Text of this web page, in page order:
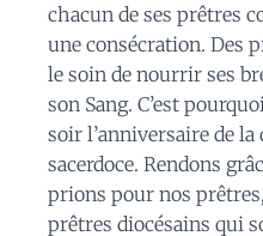
chacun de ses prêtres
une consécration. Des
le soin de nourrir ses
son Sang. C’est
soir l’anniversaire de
sacerdoce. Rendons
prions pour nos
prêtres diocésains qui